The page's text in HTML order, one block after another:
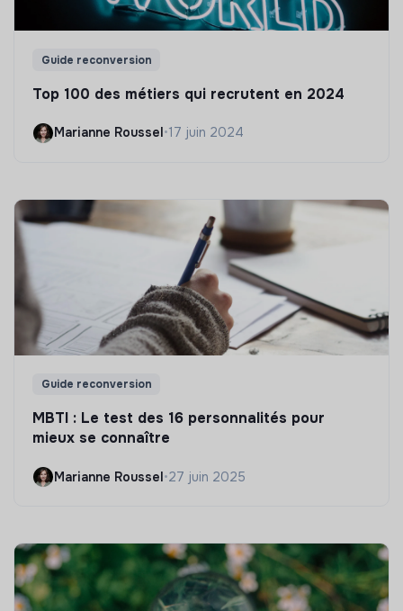
Guide reconversion
Top 100 des métiers qui recrutent en 2024
Marianne Roussel •17 juin 2024
Guide reconversion
MBTI : Le test des 16 personnalités pour
mieux se connaître
Marianne Roussel•27 juin 2025